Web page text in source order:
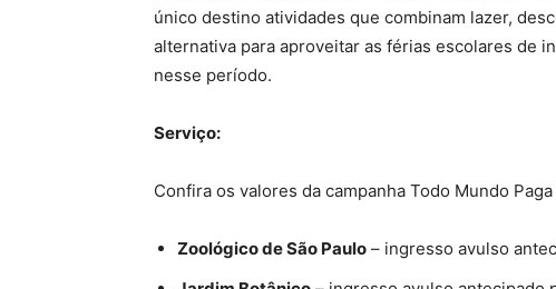
único destino atividades que combinam lazer,
alternativa para aproveitar as férias escolares de
nesse período.
Serviço:
Confira os valores da campanha Todo Mundo
Zoológico de São Paulo – ingresso avulso